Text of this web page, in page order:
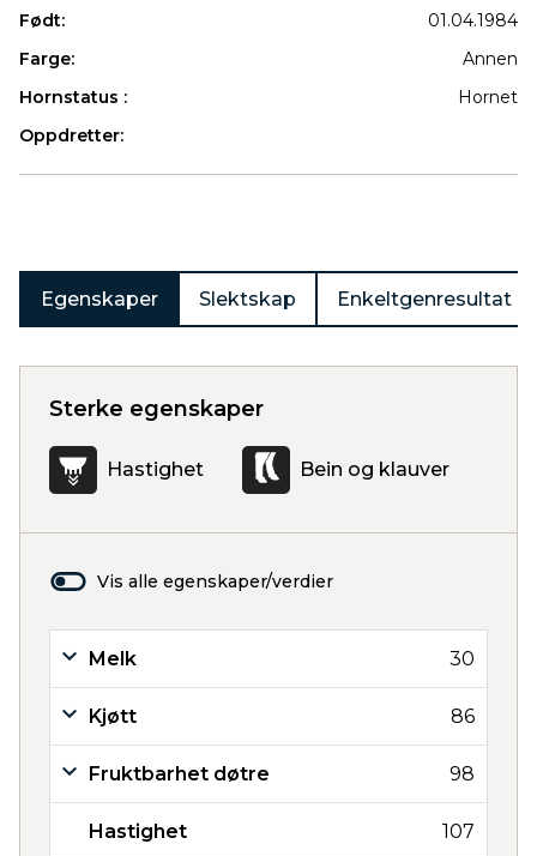
Født:
01.04.1984
Farge:
Annen
Hornstatus :
Hornet
Oppdretter:
Egenskaper Slektskap Enkeltgenresultat
Sterke egenskaper
Hastighet Bein og klauver
Vis alle egenskaper/verdier
Melk 30
Kjøtt 86
Fruktbarhet døtre 98
Hastighet 107